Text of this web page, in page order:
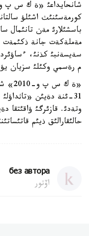
كورمةسئنئث اشئلؤ
باسشئلارئ مةن تانئمال
مةملةكةت جانة ذكئمةت
م رةسمي وكئلئ سزيان
31-ئنة دةيئن
حالئقارالئق ذيئم
без автора
اۆتور